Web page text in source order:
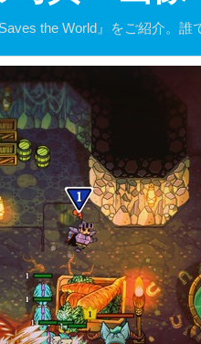
the World』をご紹介。誰